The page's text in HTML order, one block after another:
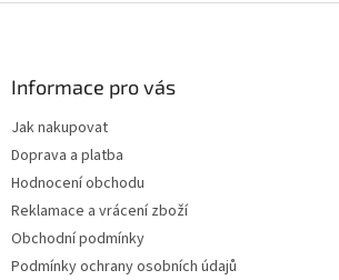
Informace pro vás
Jak nakupovat
Doprava a platba
Hodnocení obchodu
Reklamace a vrácení zboží
Obchodní podmínky
Podmínky ochrany osobních údajů